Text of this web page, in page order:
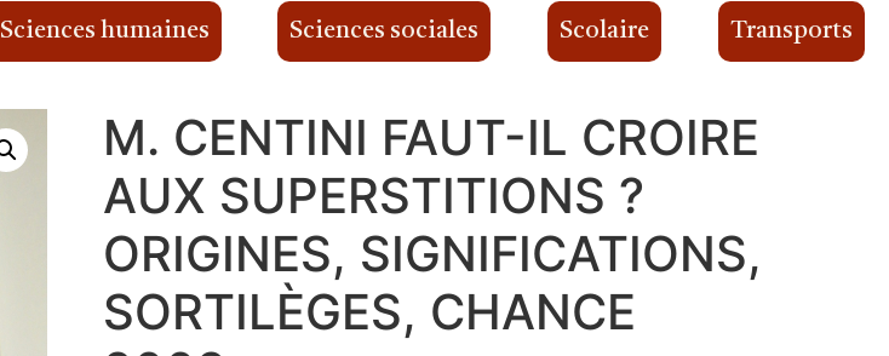
Sciences humaines Sciences sociales Scolaire Transports
M. CENTINI FAUT-IL CROIRE
AUX SUPERSTITIONS ?
ORIGINES, SIGNIFICATIONS,
SORTILÈGES, CHANCE